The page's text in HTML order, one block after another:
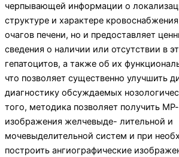
черпывающей информации о
структуре и характере
очагов печени, но и предоставляет
сведения о наличии или отсутствии в
гепатоцитов, а также об их
что позволяет существенно улучшить
диагностику обсуждаемых
того, методика позволяет получить
изображения желчевыде- лительной и
мочевыделительной систем и при
построить ангиографические